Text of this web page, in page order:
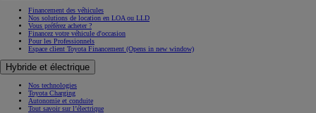
Financement des véhicules
Nos solutions de location en LOA ou LLD
Vous préférez acheter ?
Financez votre véhicule d'occasion
Pour les Professionnels
Espace client Toyota Financement (Opens in new window)
Hybride et électrique
Nos technologies
Toyota Charging
Autonomie et conduite
Tout savoir sur l’électrique